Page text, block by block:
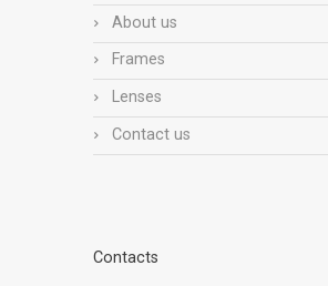
About us
Frames
Lenses
Contact us
Contacts